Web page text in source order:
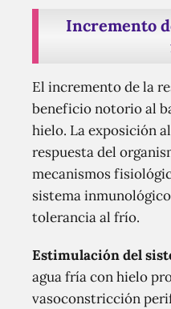
Incremento
El incremento de la
beneficio notorio al
hielo. La exposición
respuesta del
mecanismos
sistema
tolerancia al frío.
Estimulación del
agua fría con hielo
vasoconstricción